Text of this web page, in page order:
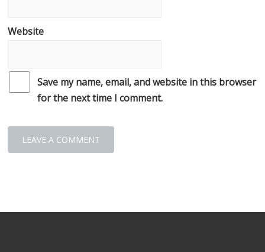
Website
Save my name, email, and website in this browser
for the next time I comment.